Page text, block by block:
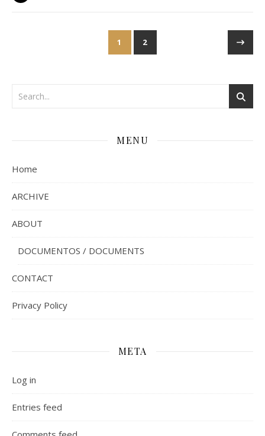
1 2
MENU
Home
ARCHIVE
ABOUT
DOCUMENTOS / DOCUMENTS
CONTACT
Privacy Policy
META
Log in
Entries feed